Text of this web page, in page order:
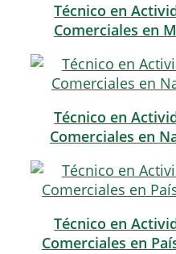
Técnico en
Comerciales en
Técnico en
Comerciales en
Técnico en
Comerciales en